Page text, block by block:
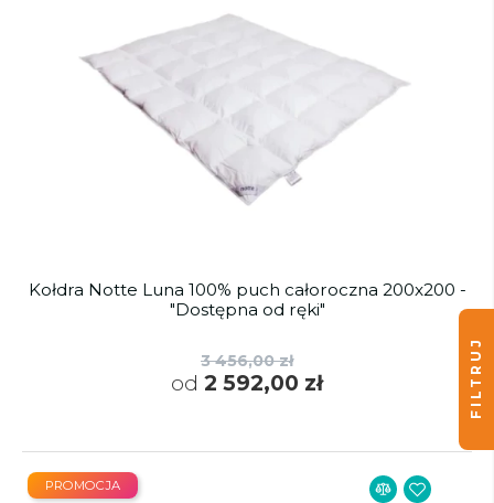
Kołdra Notte Luna 100% puch całoroczna 200x200 -
"Dostępna od ręki"
3 456,00 zł
od 2 592,00 zł
PROMOCJA
FILTRUJ